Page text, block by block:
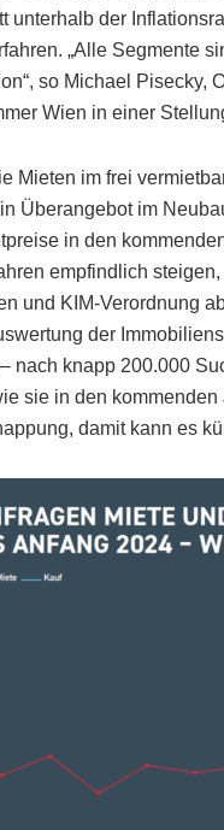
unterhalb der
„Alle Segmente
so Michael Pisecky,
Wien in einer
Mieten im frei
Überangebot im
in den
empfindlich
und KIM-Verordnung
der
nach knapp 200.000
sie in den
damit kann es